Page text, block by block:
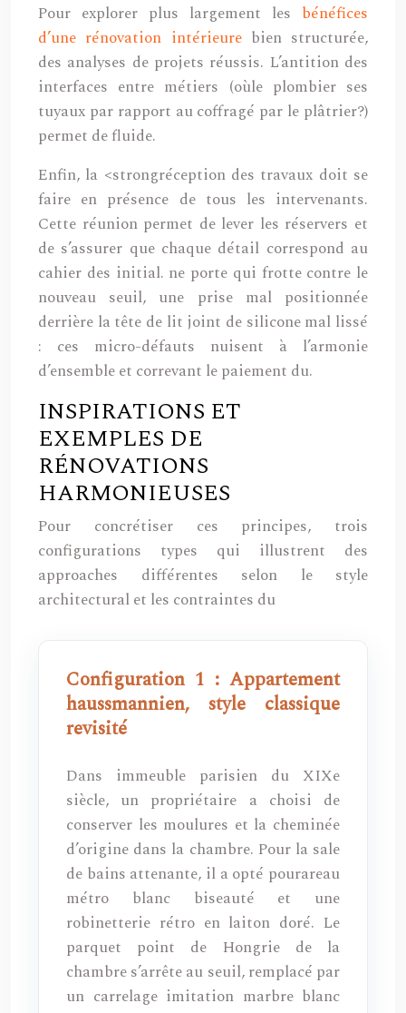
Pour explorer plus largement les bénéfices
d’une rénovation intérieurebien structurée,
des analyses de projets réussis. L’antition des
interfaces entre métiers (oùle plombier ses
tuyaux par rapport au coffragé par le plâtrier?)
permet de fluide.
Enfin, la <strongréception des travaux doit se
faire en présence de tous les intervenants.
Cette réunion permet de lever les réservers et
de s’assurer que chaque détail correspond au
cahier des initial. ne porte qui frotte contre le
nouveau seuil, une prise mal positionnée
derrière la tête de lit joint de silicone mal lissé
: ces micro-défauts nuisent à l’armonie
d’ensemble et correvant le paiement du.
INSPIRATIONS ET
EXEMPLES DE
RÉNOVATIONS
HARMONIEUSES
Pour concrétiser ces principes, trois
configurations types qui illustrent des
approaches différentes selon le style
architectural et les contraintes du
Configuration 1 : Appartement
haussmannien, style classique
revisité
Dans immeuble parisien du XIXe
siècle, un propriétaire a choisi de
conserver les moulures et la cheminée
d’origine dans la chambre. Pour la sale
de bains attenante, il a opté pourareau
métro blanc biseauté et une
robinetterie rétro en laiton doré. Le
parquet point de Hongrie de la
chambre s’arrête au seuil, remplacé par
un carrelage imitation marbre blanc